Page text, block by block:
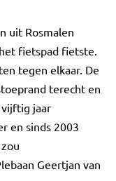
uit Rosmalen
fietspad fietste.
tegen elkaar. De
terecht en
jaar
en sinds 2003
Geertjan van